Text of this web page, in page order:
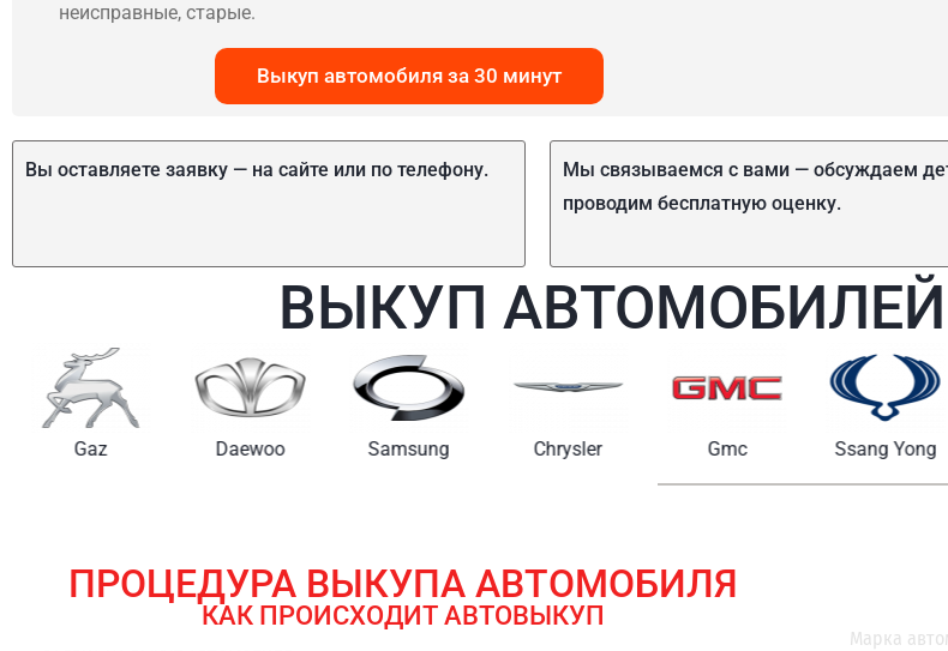
неисправные, старые.
Выкуп автомобиля за 30 минут
Вы оставляете заявку — на сайте или по телефону.
Мы связываемся с вами — обсуждаем
проводим бесплатную оценку.
ВЫКУП
Gaz Daewoo Samsung Chrysler Gmc Ssang Yong
ПРОЦЕДУРА ВЫКУПА АВТОМОБИЛЯ
КАК ПРОИСХОДИТ АВТОВЫКУП
Марка